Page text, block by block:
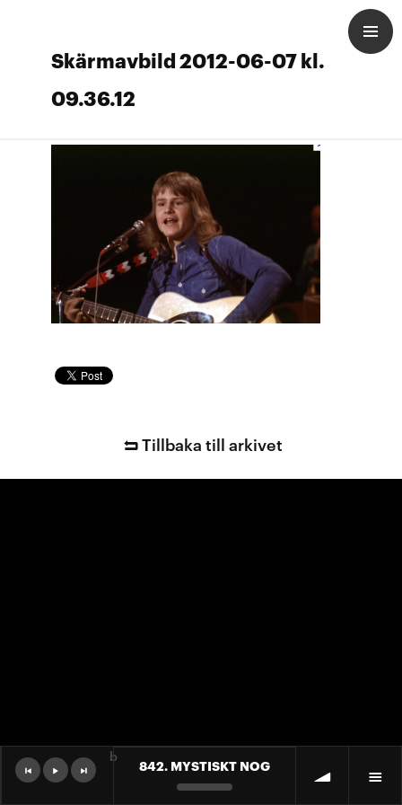
Skärmavbild 2012-06-07 kl.
09.36.12
Tillbaka till arkivet
842. MYSTISKT NOG
b